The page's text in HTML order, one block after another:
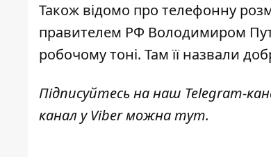
Також відомо про телефонну
правителем РФ Володимиром
робочому тоні. Там її назвали
Підписуйтесь на наш Telegram-
канал у Viber можнатут.